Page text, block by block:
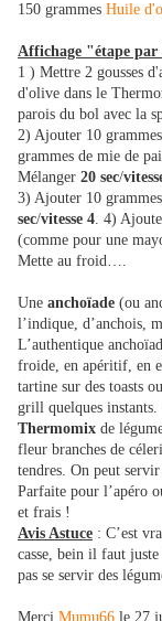
150 grammes Huile
Affichage "étape par
1 ) Mettre 2 gousses
d'olive dans le
parois du bol avec la
2) Ajouter 10
grammes de mie de
Mélanger 20 sec/
3) Ajouter 10
sec/vitesse 4. 4)
(comme pour une
Mette au froid….
Une anchoïade (ou
l’indique, d’anchois,
L’authentique
froide, en apéritif, en
tartine sur des toasts
grill quelques
Thermomix de
fleur branches de
tendres. On peut
Parfaite pour l’apéro
et frais !
Avis Astuce : C’est
casse, bein il faut
pas se servir des
Merci Mumu66 le 27